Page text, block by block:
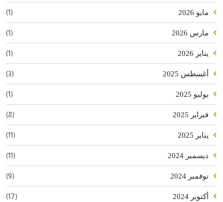
مايو 2026 (1)
مارس 2026 (1)
يناير 2026 (1)
أغسطس 2025 (3)
يوليو 2025 (1)
فبراير 2025 (8)
يناير 2025 (11)
ديسمبر 2024 (11)
نوفمبر 2024 (9)
أكتوبر 2024 (17)